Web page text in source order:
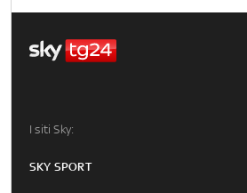
I siti Sky:
SKY SPORT